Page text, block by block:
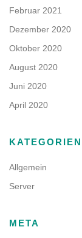
Februar 2021
Dezember 2020
Oktober 2020
August 2020
Juni 2020
April 2020
KATEGORIEN
Allgemein
Server
META